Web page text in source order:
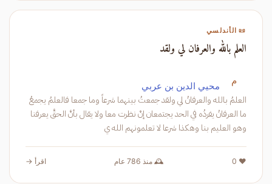
📜 الأندلسي
العلم بالله والعرفان لي ولقد
م محيي الدين بن عربي
العلمُ بالله والعرفانُ لي ولقد جمعتُ بينهما شرعاً وما جمعا فالعلمُ يجمعُ
ما العرفانُ يفردُه في الحد يجتمعان إنْ نظرت معا ولا يقال بأنَّ الحقَّ يعرفنا
وهو العليم بنا وهكذا شرعا لا تعلمونهم الله ي
❤️ 0 🕰️ منذ 786 عام اقرأ →